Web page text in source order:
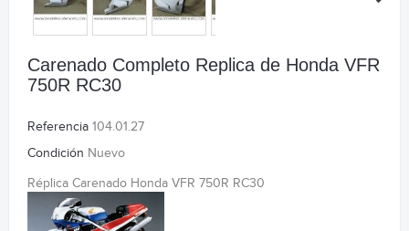
Carenado Completo Replica de Honda VFR
750R RC30
Referencia 104.01.27
Condición Nuevo
Réplica Carenado Honda VFR 750R RC30